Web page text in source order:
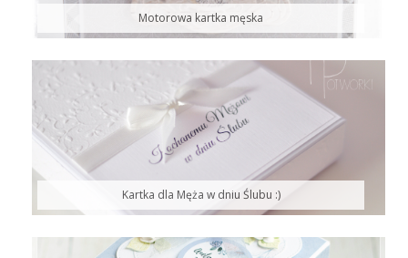
Motorowa kartka męska
Kartka dla Męża w dniu Ślubu :)